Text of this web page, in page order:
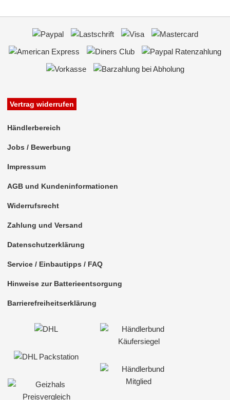
Vertrag widerrufen
Händlerbereich
Jobs / Bewerbung
Impressum
AGB und Kundeninformationen
Widerrufsrecht
Zahlung und Versand
Datenschutzerklärung
Service / Einbautipps / FAQ
Hinweise zur Batterieentsorgung
Barrierefreiheitserklärung